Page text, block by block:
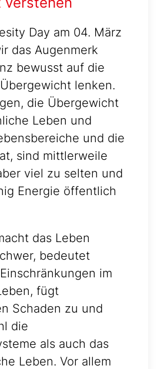
Day am 04. März
das Augenmerk
bewusst auf die
lenken.
die Übergewicht
Leben und
und die
sind mittlerweile
viel zu selten und
Energie öffentlich
das Leben
bedeutet
im
fügt
Schaden zu und
die
als auch das
Leben. Vor allem